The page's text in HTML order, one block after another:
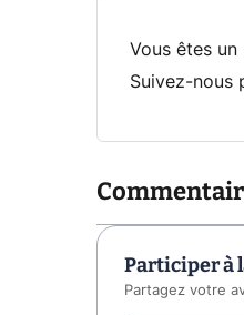
Vous êtes
Suivez-nous
Participer à
Partagez votre